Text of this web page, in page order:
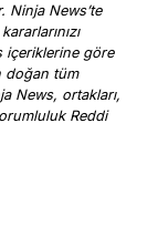
Ninja News’te
içeriklerine göre
doğan tüm
News, ortakları,
Reddi